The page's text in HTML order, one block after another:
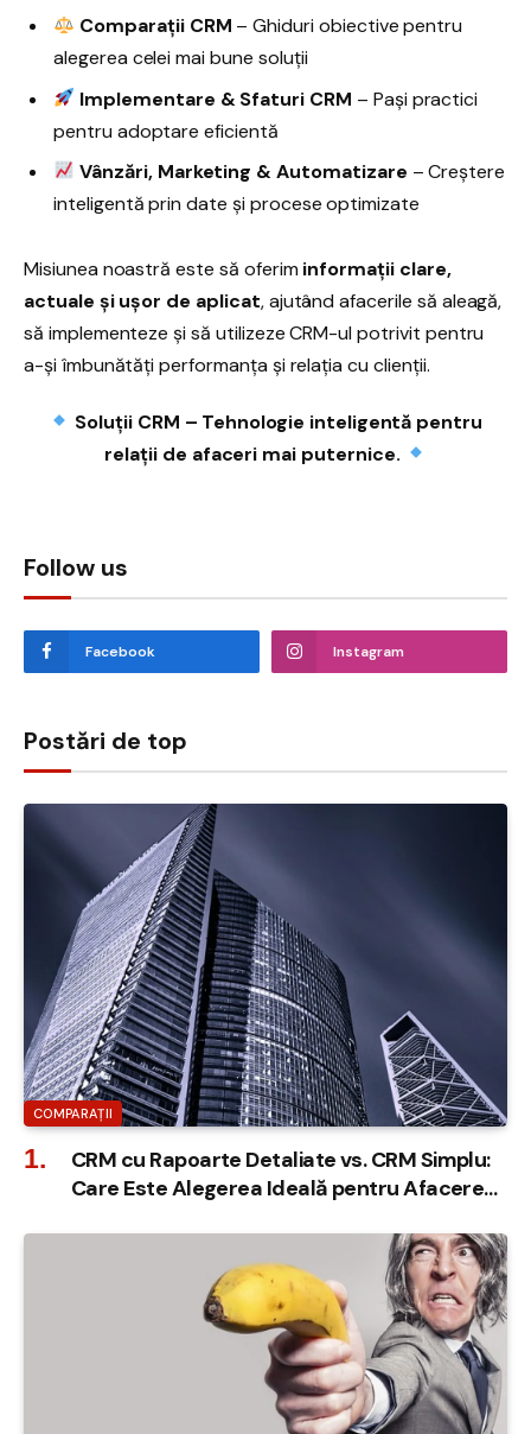
Comparații CRM – Ghiduri obiective pentru
alegerea celei mai bune soluții
Implementare & Sfaturi CRM – Pași practici
pentru adoptare eficientă
Vânzări, Marketing & Automatizare – Creștere
inteligentă prin date și procese optimizate
Misiunea noastră este să oferim informații clare,
actuale și ușor de aplicat, ajutând afacerile să aleagă,
să implementeze și să utilizeze CRM-ul potrivit pentru
a-și îmbunătăți performanța și relația cu clienții.
Soluții CRM – Tehnologie inteligentă pentru
relații de afaceri mai puternice.
Follow us
Facebook Instagram
Postări de top
COMPARAȚII
CRM cu Rapoarte Detaliate vs. CRM Simplu:
Care Este Alegerea Ideală pentru Afacerea